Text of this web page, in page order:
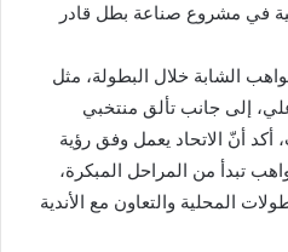
في مشروع صناعة بطل قادر
الشابة خلال البطولة، مثل
إلى جانب تألق منتخبي
أكد أنّ الاتحاد يعمل وفق رؤية
تبدأ من المراحل المبكرة،
المحلية والتعاون مع الأندية